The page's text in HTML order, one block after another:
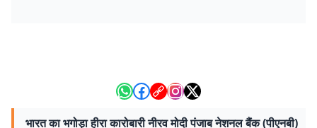
भारत का भगोड़ा हीरा कारोबारी नीरव मोदी पंजाब नेशनल बैंक (पीएनबी)